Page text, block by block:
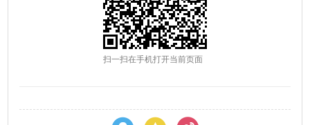
扫一扫在手机打开当前页面